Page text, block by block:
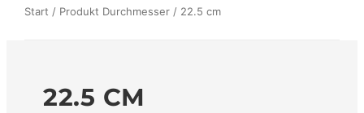
Start / Produkt Durchmesser / 22.5 cm
22.5 CM